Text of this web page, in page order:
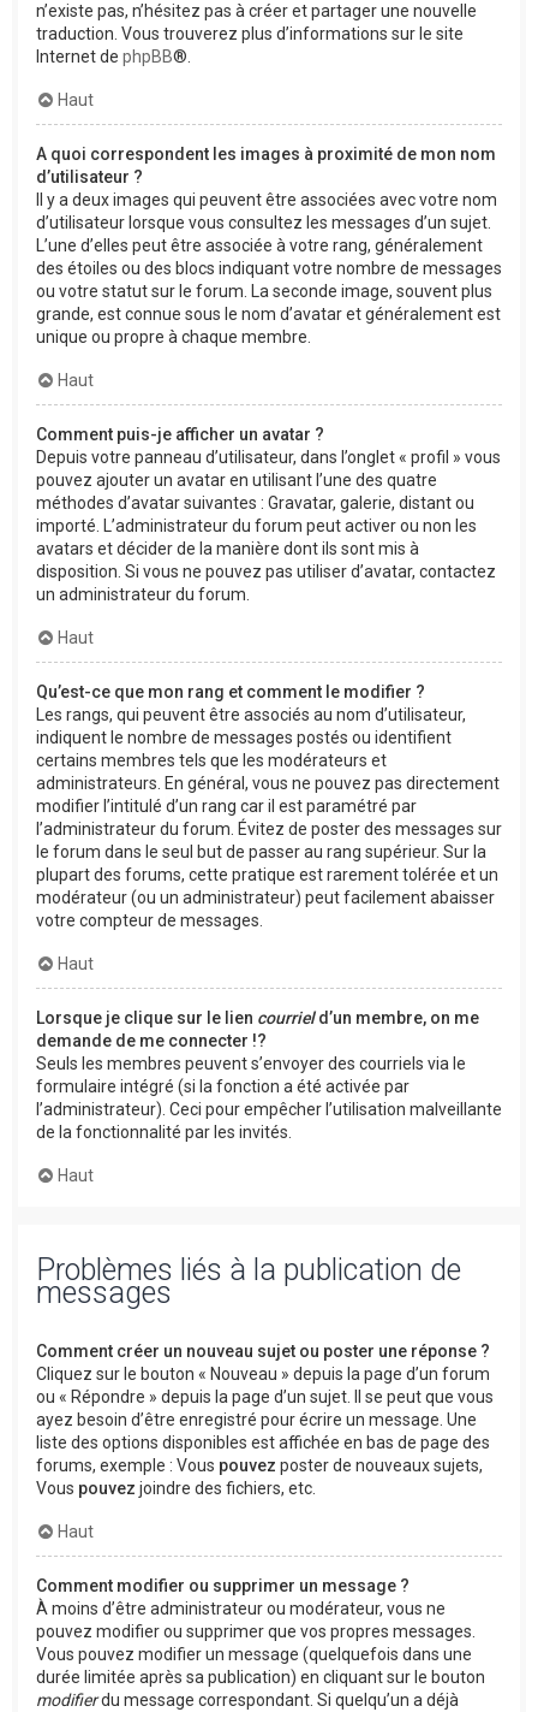
n’existe pas, n’hésitez pas à créer et partager une nouvelle
traduction. Vous trouverez plus d’informations sur le site
Internet de phpBB®.
Haut
A quoi correspondent les images à proximité de mon nom
d’utilisateur ?
Il y a deux images qui peuvent être associées avec votre nom
d’utilisateur lorsque vous consultez les messages d’un sujet.
L’une d’elles peut être associée à votre rang, généralement
des étoiles ou des blocs indiquant votre nombre de messages
ou votre statut sur le forum. La seconde image, souvent plus
grande, est connue sous le nom d’avatar et généralement est
unique ou propre à chaque membre.
Haut
Comment puis-je afficher un avatar ?
Depuis votre panneau d’utilisateur, dans l’onglet « profil » vous
pouvez ajouter un avatar en utilisant l’une des quatre
méthodes d’avatar suivantes : Gravatar, galerie, distant ou
importé. L’administrateur du forum peut activer ou non les
avatars et décider de la manière dont ils sont mis à
disposition. Si vous ne pouvez pas utiliser d’avatar, contactez
un administrateur du forum.
Haut
Qu’est-ce que mon rang et comment le modifier ?
Les rangs, qui peuvent être associés au nom d’utilisateur,
indiquent le nombre de messages postés ou identifient
certains membres tels que les modérateurs et
administrateurs. En général, vous ne pouvez pas directement
modifier l’intitulé d’un rang car il est paramétré par
l’administrateur du forum. Évitez de poster des messages sur
le forum dans le seul but de passer au rang supérieur. Sur la
plupart des forums, cette pratique est rarement tolérée et un
modérateur (ou un administrateur) peut facilement abaisser
votre compteur de messages.
Haut
Lorsque je clique sur le lien courrield’un membre, on me
demande de me connecter !?
Seuls les membres peuvent s’envoyer des courriels via le
formulaire intégré (si la fonction a été activée par
l’administrateur). Ceci pour empêcher l’utilisation malveillante
de la fonctionnalité par les invités.
Haut
Problèmes liés à la publication de
messages
Comment créer un nouveau sujet ou poster une réponse ?
Cliquez sur le bouton « Nouveau » depuis la page d’un forum
ou « Répondre » depuis la page d’un sujet. Il se peut que vous
ayez besoin d’être enregistré pour écrire un message. Une
liste des options disponibles est affichée en bas de page des
forums, exemple : Vous pouvez poster de nouveaux sujets,
Vous pouvez joindre des fichiers, etc.
Haut
Comment modifier ou supprimer un message ?
À moins d’être administrateur ou modérateur, vous ne
pouvez modifier ou supprimer que vos propres messages.
Vous pouvez modifier un message (quelquefois dans une
durée limitée après sa publication) en cliquant sur le bouton
modifierdu message correspondant. Si quelqu’un a déjà